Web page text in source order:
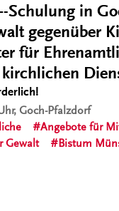
Schulung in
gegenüber
für
Goch-Pfalzdorf
Angebote für
Gewalt
Bistum